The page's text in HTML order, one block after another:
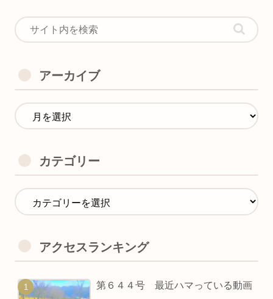
アーカイブ
カテゴリー
アクセスランキング
第６４４号 最近ハマっている動画